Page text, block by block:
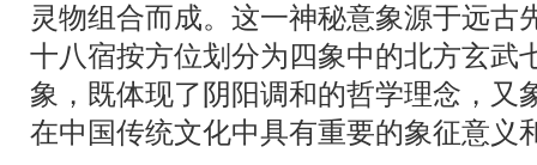
灵物组合而成。这一神秘意象源于远古
十八宿按方位划分为四象中的北方玄武
象，既体现了阴阳调和的哲学理念，又
在中国传统文化中具有重要的象征意义